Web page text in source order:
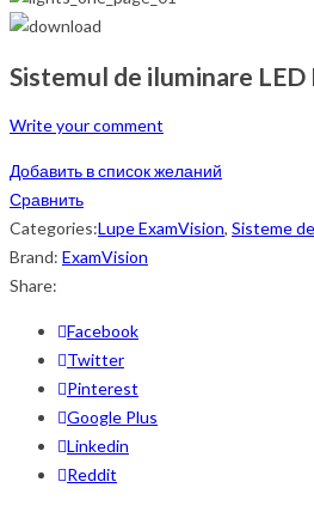
Sistemul de iluminare LED
Write your comment
Добавить в список желаний
Сравнить
Categories:Lupe ExamVision, Sisteme
Brand: ExamVision
Share:
Facebook
Twitter
Pinterest
Google Plus
Linkedin
Reddit